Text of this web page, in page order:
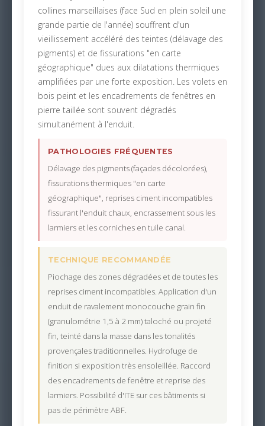
collines marseillaises (face Sud en plein soleil une
grande partie de l'année) souffrent d'un
vieillissement accéléré des teintes (délavage des
pigments) et de fissurations "en carte
géographique" dues aux dilatations thermiques
amplifiées par une forte exposition. Les volets en
bois peint et les encadrements de fenêtres en
pierre taillée sont souvent dégradés
simultanément à l'enduit.
PATHOLOGIES FRÉQUENTES
Délavage des pigments (façades décolorées),
fissurations thermiques "en carte
géographique", reprises ciment incompatibles
fissurant l'enduit chaux, encrassement sous les
larmiers et les corniches en tuile canal.
TECHNIQUE RECOMMANDÉE
Piochage des zones dégradées et de toutes les
reprises ciment incompatibles. Application d'un
enduit de ravalement monocouche grain fin
(granulométrie 1,5 à 2 mm) taloché ou projeté
fin, teinté dans la masse dans les tonalités
provençales traditionnelles. Hydrofuge de
finition si exposition très ensoleillée. Raccord
des encadrements de fenêtre et reprise des
larmiers. Possibilité d'ITE sur ces bâtiments si
pas de périmètre ABF.